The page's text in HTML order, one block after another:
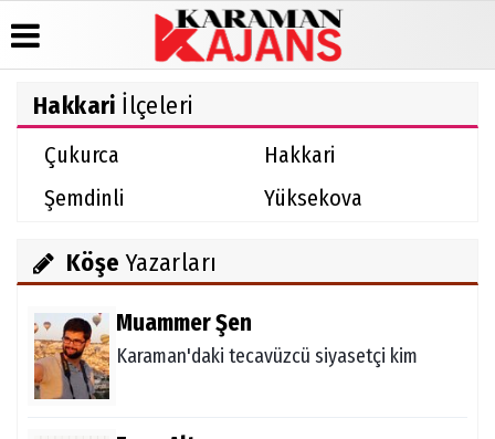
Üye Paneli
Haber
Arşivi
Hava
Biyografiler
Köşe
Yazarları
Video
Galeri
Künye
Hakkari İlçeleri
Çukurca
Hakkari
Şemdinli
Yüksekova
Köşe Yazarları
Muammer Şen
Karaman'daki tecavüzcü siyasetçi kim